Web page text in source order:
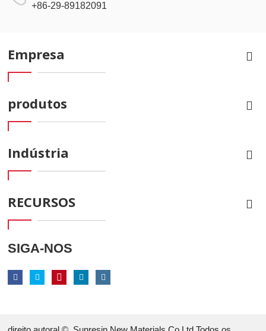
+86-29-89182091
Empresa
produtos
Indústria
RECURSOS
SIGA-NOS